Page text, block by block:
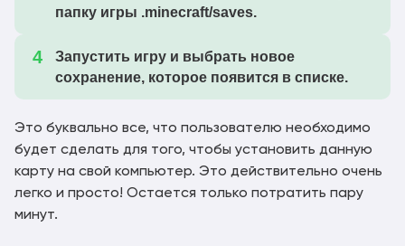
папку игры .minecraft/saves.
Запустить игру и выбрать новое
сохранение, которое появится в списке.
Это буквально все, что пользователю необходимо
будет сделать для того, чтобы установить данную
карту на свой компьютер. Это действительно очень
легко и просто! Остается только потратить пару
минут.